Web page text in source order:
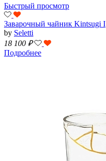
Быстрый просмотр
Заварочный чайник Kintsugi I
by Seletti
18 100 ₽
Подробнее